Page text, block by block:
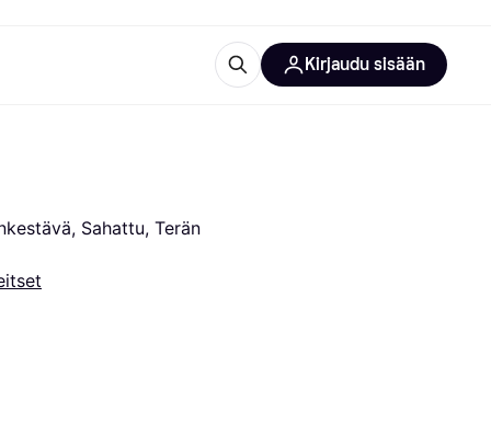
Kirjaudu sisään
Sahattu, Terän